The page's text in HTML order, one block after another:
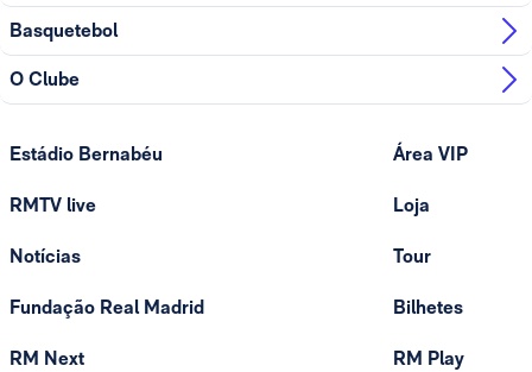
Basquetebol
O Clube
Estádio Bernabéu
RMTV live
Notícias
Fundação Real Madrid
RM Next
Área VIP
Loja
Tour
Bilhetes
RM Play